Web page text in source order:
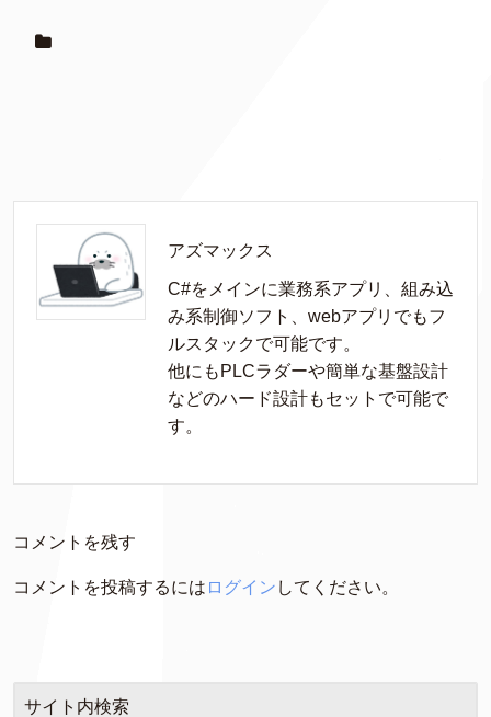
アズマックス
C#をメインに業務系アプリ、組み込
み系制御ソフト、webアプリでもフ
ルスタックで可能です。
他にもPLCラダーや簡単な基盤設計
などのハード設計もセットで可能で
す。
コメントを残す
コメントを投稿するには ログイン してください。
サイト内検索